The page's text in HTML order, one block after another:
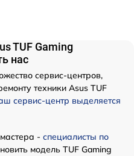
TUF Gaming
нас
сервис-центров,
техники Asus TUF
сервис-центр выделяется
- специалисты по
модель TUF Gaming